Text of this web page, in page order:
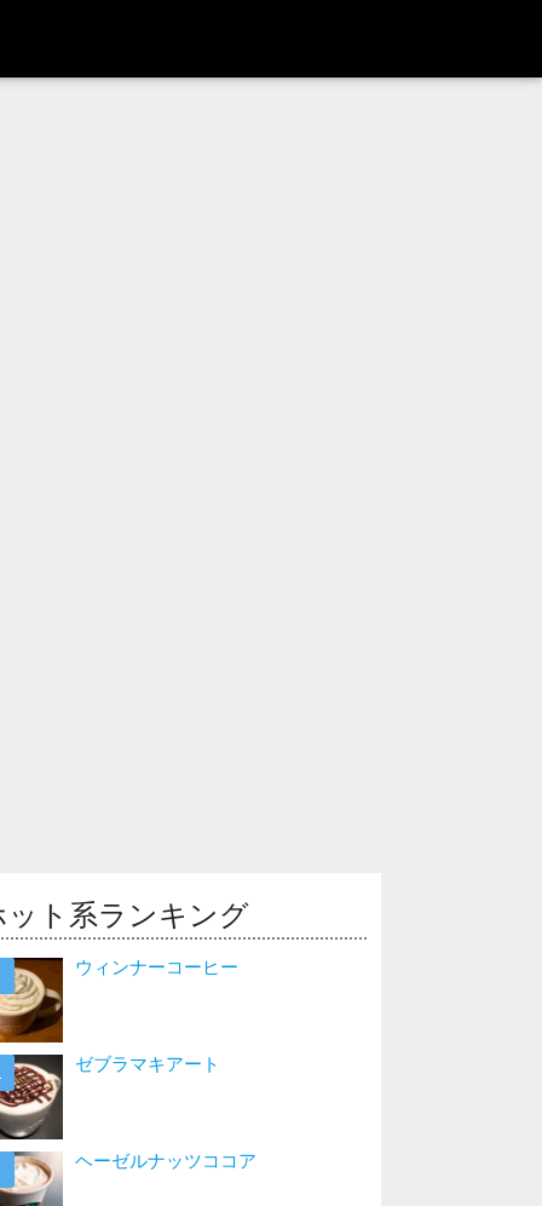
ット系ランキング
ウィンナーコーヒー
ゼブラマキアート
ヘーゼルナッツココア